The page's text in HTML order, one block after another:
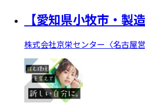
【愛知県小牧市・製
株式会社京栄センター〈名古屋営